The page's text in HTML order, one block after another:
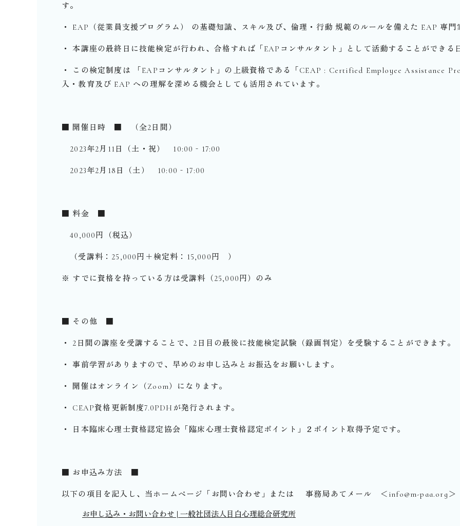
す。
・ EAP（従業員支援プログラム） の基礎知識、スキル及び、倫理・行動 規範のルールを備えた EAP 専
・ 本講座の最終日に技能検定が行われ、合格すれば「EAPコンサルタント」として活動することができ
・ この検定制度は 「EAPコンサルタント」の上級資格である「CEAP : Certified Employee Assistance
入・教育及び EAP への理解を深める機会としても活用されています。
■ 開催日時 ■ （全2日間）
2023年2月11日（土・祝） 10:00‐17:00
2023年2月18日（土） 10:00‐17:00
■ 料金 ■
40,000円（税込）
（受講料：25,000円＋検定料：15,000円 ）
※ すでに資格を持っている方は受講料（25,000円）のみ
■ その他 ■
・ 2日間の講座を受講することで、2日目の最後に技能検定試験（録画判定）を受験することができます。
・ 事前学習がありますので、早めのお申し込みとお振込をお願いします。
・ 開催はオンライン（Zoom）になります。
・ CEAP資格更新制度7.0PDHが発行されます。
・ 日本臨床心理士資格認定協会「臨床心理士資格認定ポイント」２ポイント取得予定です。
■ お申込み方法 ■
以下の項目を記入し、当ホームページ「お問い合わせ」または 事務局あてメール ＜info@m-paa.org
お申し込み・お問い合わせ | 一般社団法人目白心理総合研究所